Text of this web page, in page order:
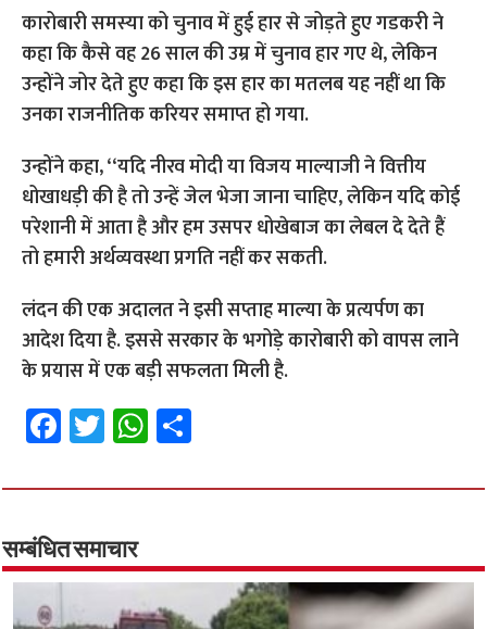
कारोबारी समस्या को चुनाव में हुई हार से जोड़ते हुए गडकरी ने
कहा कि कैसे वह 26 साल की उम्र में चुनाव हार गए थे, लेकिन
उन्होंने जोर देते हुए कहा कि इस हार का मतलब यह नहीं था कि
उनका राजनीतिक करियर समाप्त हो गया.
उन्होंने कहा, ‘‘यदि नीरव मोदी या विजय माल्याजी ने वित्तीय
धोखाधड़ी की है तो उन्हें जेल भेजा जाना चाहिए, लेकिन यदि कोई
परेशानी में आता है और हम उसपर धोखेबाज का लेबल दे देते हैं
तो हमारी अर्थव्यवस्था प्रगति नहीं कर सकती.
लंदन की एक अदालत ने इसी सप्ताह माल्या के प्रत्यर्पण का
आदेश दिया है. इससे सरकार के भगोड़े कारोबारी को वापस लाने
के प्रयास में एक बड़ी सफलता मिली है.
Fa
ce
b
o
o
k
T
wi
tt
er
W
h
at
p
p
ar
सम्बंधित समाचार